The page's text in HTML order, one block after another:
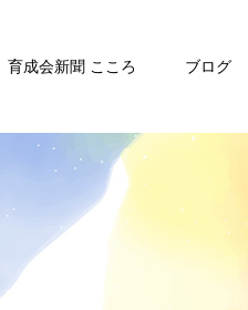
育成会新聞 こころ ブログ